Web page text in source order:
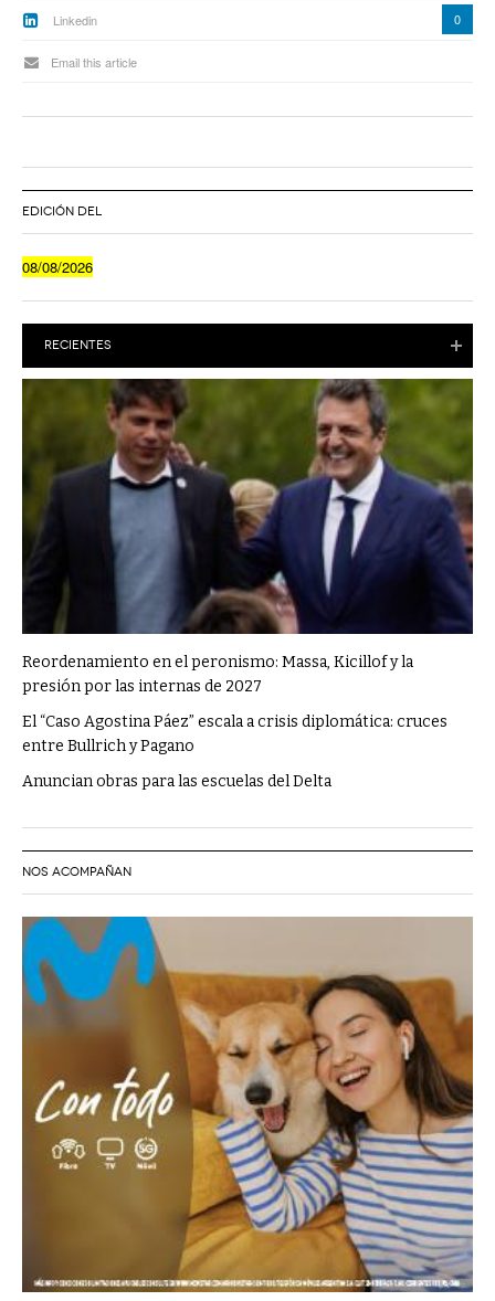
Linkedin 0
Email this article
EDICIÓN DEL
08/08/2026
RECIENTES
Reordenamiento en el peronismo: Massa, Kicillof y la
presión por las internas de 2027
El “Caso Agostina Páez” escala a crisis diplomática: cruces
entre Bullrich y Pagano
Anuncian obras para las escuelas del Delta
NOS ACOMPAÑAN